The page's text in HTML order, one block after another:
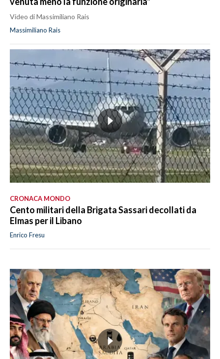
Video di Massimiliano Rais
Massimiliano Rais
CRONACA MONDO
Cento militari della Brigata Sassari decollati da
Elmas per il Libano
Enrico Fresu